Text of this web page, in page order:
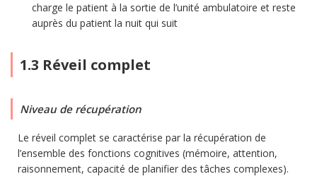
charge le patient à la sortie de l’unité ambulatoire et reste
auprès du patient la nuit qui suit
1.3 Réveil complet
Niveau de récupération
Le réveil complet se caractérise par la récupération de
l’ensemble des fonctions cognitives (mémoire, attention,
raisonnement, capacité de planifier des tâches complexes).